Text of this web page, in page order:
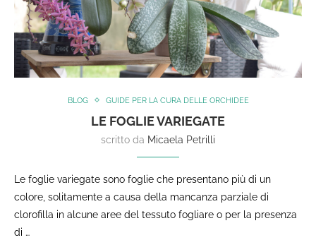
BLOG GUIDE PER LA CURA DELLE ORCHIDEE
LE FOGLIE VARIEGATE
scritto da Micaela Petrilli
Le foglie variegate sono foglie che presentano più di un
colore, solitamente a causa della mancanza parziale di
clorofilla in alcune aree del tessuto fogliare o per la presenza
di …